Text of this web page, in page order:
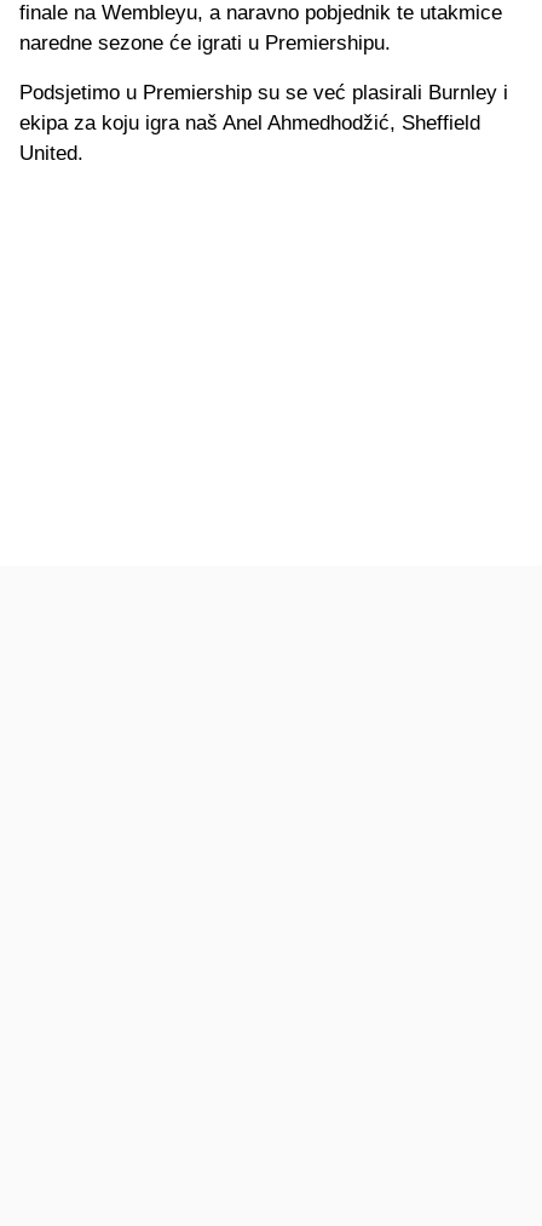
finale na Wembleyu, a naravno pobjednik te utakmice
naredne sezone će igrati u Premiershipu.
Podsjetimo u Premiership su se već plasirali Burnley i
ekipa za koju igra naš Anel Ahmedhodžić, Sheffield
United.